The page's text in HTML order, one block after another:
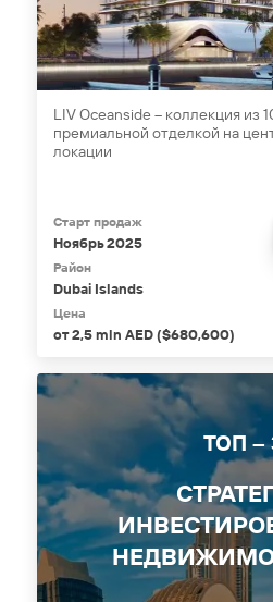
LIV Oceanside – коллекция из
премиальной отделкой на
локации
Старт продаж
Ноябрь 2025
Район
Dubai Islands
Цена
от 2,5 mln AED ($680,600)
ТОП –